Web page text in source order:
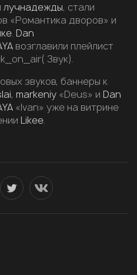
лучнадежды, стали
«Романтика дворов» и
. Dan
возглавили плейлист
Звук).
звуков, баннеры к
, markeniy «Deus» и Dan
«Ivan» уже на витрине
Likee.